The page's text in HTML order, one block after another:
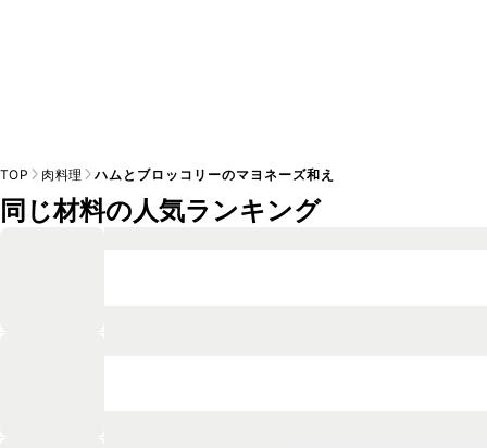
TOP 肉料理 ハムとブロッコリーのマヨネーズ和え
同じ材料の人気ランキング